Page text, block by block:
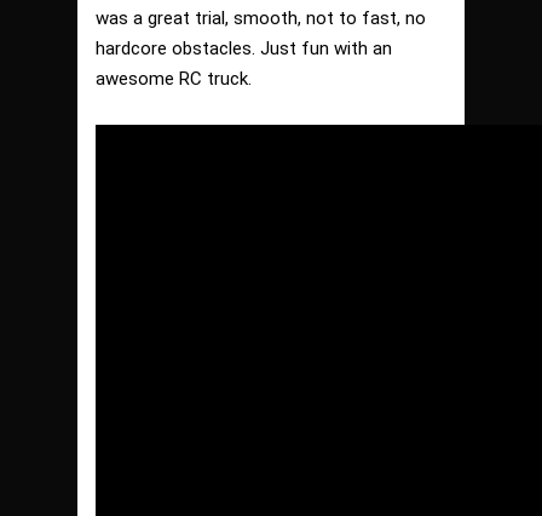
was a great trial, smooth, not to fast, no
hardcore obstacles. Just fun with an
awesome RC truck.